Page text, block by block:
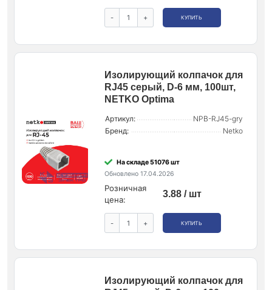
- + КУПИТЬ
Изолирующий колпачок для
RJ45 серый, D-6 мм, 100шт,
NETKO Optima
Артикул:
NPB-RJ45-gry
Бренд:
Netko
На складе 51076 шт
Обновлено 17.04.2026
Розничная
цена:
3.88 / шт
- + КУПИТЬ
Изолирующий колпачок для